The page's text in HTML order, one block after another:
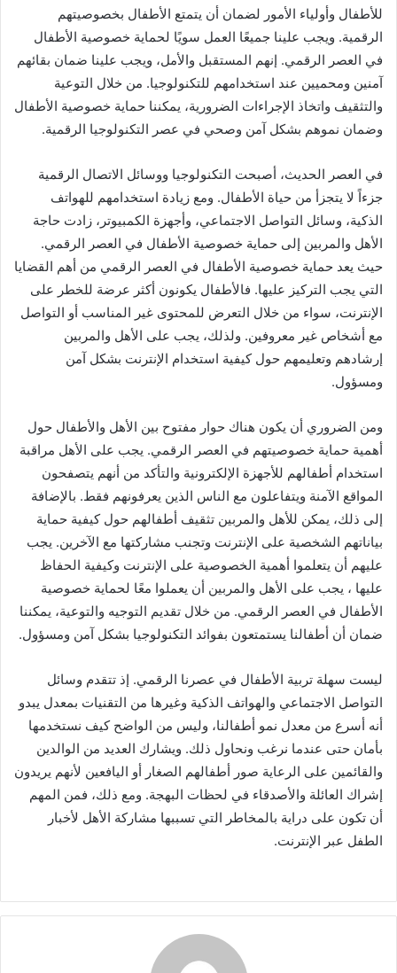
للأطفال وأولياء الأمور لضمان أن يتمتع الأطفال بخصوصيتهم
الرقمية. ويجب علينا جميعًا العمل سويًا لحماية خصوصية الأطفال
في العصر الرقمي. إنهم المستقبل والأمل، ويجب علينا ضمان بقائهم
آمنين ومحميين عند استخدامهم للتكنولوجيا. من خلال التوعية
والتثقيف واتخاذ الإجراءات الضرورية، يمكننا حماية خصوصية الأطفال
وضمان نموهم بشكل آمن وصحي في عصر التكنولوجيا الرقمية.
في العصر الحديث، أصبحت التكنولوجيا ووسائل الاتصال الرقمية
جزءاً لا يتجزأ من حياة الأطفال. ومع زيادة استخدامهم للهواتف
الذكية، وسائل التواصل الاجتماعي، وأجهزة الكمبيوتر، زادت حاجة
الأهل والمربين إلى حماية خصوصية الأطفال في العصر الرقمي.
حيث يعد حماية خصوصية الأطفال في العصر الرقمي من أهم القضايا
التي يجب التركيز عليها. فالأطفال يكونون أكثر عرضة للخطر على
الإنترنت، سواء من خلال التعرض للمحتوى غير المناسب أو التواصل
مع أشخاص غير معروفين. ولذلك، يجب على الأهل والمربين
إرشادهم وتعليمهم حول كيفية استخدام الإنترنت بشكل آمن
ومسؤول.
ومن الضروري أن يكون هناك حوار مفتوح بين الأهل والأطفال حول
أهمية حماية خصوصيتهم في العصر الرقمي. يجب على الأهل مراقبة
استخدام أطفالهم للأجهزة الإلكترونية والتأكد من أنهم يتصفحون
المواقع الآمنة ويتفاعلون مع الناس الذين يعرفونهم فقط. بالإضافة
إلى ذلك، يمكن للأهل والمربين تثقيف أطفالهم حول كيفية حماية
بياناتهم الشخصية على الإنترنت وتجنب مشاركتها مع الآخرين. يجب
عليهم أن يتعلموا أهمية الخصوصية على الإنترنت وكيفية الحفاظ
عليها ، يجب على الأهل والمربين أن يعملوا معًا لحماية خصوصية
الأطفال في العصر الرقمي. من خلال تقديم التوجيه والتوعية، يمكننا
ضمان أن أطفالنا يستمتعون بفوائد التكنولوجيا بشكل آمن ومسؤول.
ليست سهلة تربية الأطفال في عصرنا الرقمي. إذ تتقدم وسائل
التواصل الاجتماعي والهواتف الذكية وغيرها من التقنيات بمعدل يبدو
أنه أسرع من معدل نمو أطفالنا، وليس من الواضح كيف نستخدمها
بأمان حتى عندما نرغب ونحاول ذلك. ويشارك العديد من الوالدين
والقائمين على الرعاية صور أطفالهم الصغار أو اليافعين لأنهم يريدون
إشراك العائلة والأصدقاء في لحظات البهجة. ومع ذلك، فمن المهم
أن تكون على دراية بالمخاطر التي تسببها مشاركة الأهل لأخبار
الطفل عبر الإنترنت.